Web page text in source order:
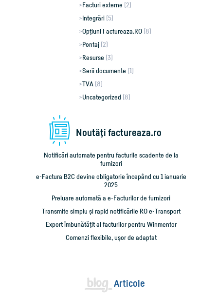
Facturi externe (2)
Integrări (5)
Opțiuni Factureaza.RO (8)
Pontaj (2)
Resurse (3)
Serii documente (1)
TVA (8)
Uncategorized (8)
Noutăţi factureaza.ro
Notificări automate pentru facturile scadente de la
furnizori
e-Factura B2C devine obligatorie începând cu 1 ianuarie
2025
Preluare automată a e-Facturilor de furnizori
Transmite simplu și rapid notificările RO e-Transport
Export îmbunătățit al facturilor pentru Winmentor
Comenzi flexibile, ușor de adaptat
Articole